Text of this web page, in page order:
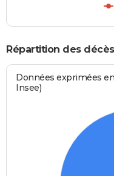
Répartition des décès
Données exprimées
Insee)